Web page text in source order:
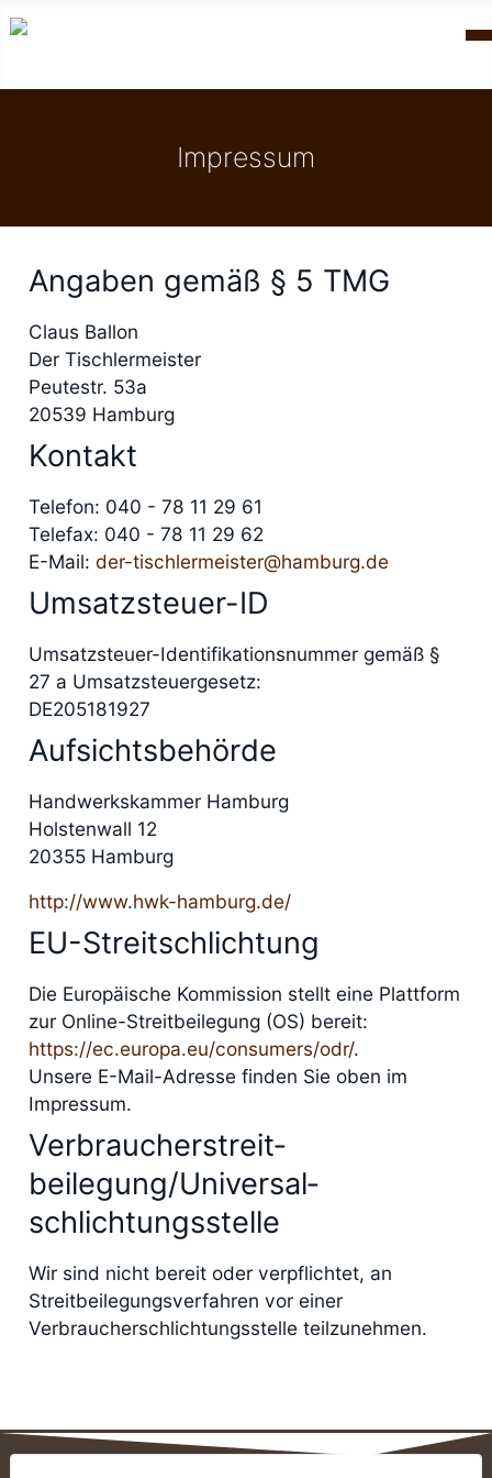
Impressum
Angaben gemäß § 5 TMG
Claus Ballon
Der Tischlermeister
Peutestr. 53a
20539 Hamburg
Kontakt
Telefon: 040 - 78 11 29 61
Telefax: 040 - 78 11 29 62
E-Mail: der-tischlermeister@hamburg.de
Umsatzsteuer-ID
Umsatzsteuer-Identifikationsnummer gemäß §
27 a Umsatzsteuergesetz:
DE205181927
Aufsichtsbehörde
Handwerkskammer Hamburg
Holstenwall 12
20355 Hamburg
http://www.hwk-hamburg.de/
EU-Streitschlichtung
Die Europäische Kommission stellt eine Plattform
zur Online-Streitbeilegung (OS) bereit:
https://ec.europa.eu/consumers/odr/.
Unsere E-Mail-Adresse finden Sie oben im
Impressum.
Verbraucher­streit­
beilegung/Universal­
schlichtungs­stelle
Wir sind nicht bereit oder verpflichtet, an
Streitbeilegungsverfahren vor einer
Verbraucherschlichtungsstelle teilzunehmen.